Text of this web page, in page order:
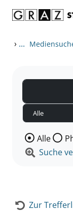
› ...
Wählen Sie
Alle
Suche
Zur